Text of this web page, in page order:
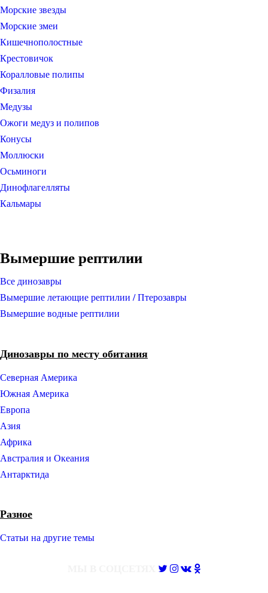
Морские звезды
Морские змеи
Кишечнополостные
Крестовичок
Коралловые полипы
Физалия
Медузы
Ожоги медуз и полипов
Конусы
Моллюски
Осьминоги
Динофлагелляты
Кальмары
Вымершие рептилии
Все динозавры
Вымершие летающие рептилии / Птерозавры
Вымершие водные рептилии
Динозавры по месту обитания
Северная Америка
Южная Америка
Европа
Азия
Африка
Австралия и Океания
Антарктида
Разное
Статьи на другие темы